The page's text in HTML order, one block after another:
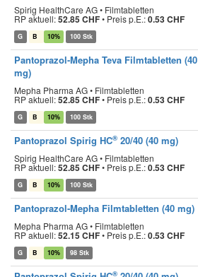
Spirig HealthCare AG • Filmtabletten
RP aktuell:52.85 CHF• Preis p.E.:0.53 CHF
G B 10% 100 Stk
Pantoprazol-Mepha Teva Filmtabletten (40
mg)
Mepha Pharma AG • Filmtabletten
RP aktuell:52.85 CHF• Preis p.E.:0.53 CHF
G B 10% 100 Stk
Pantoprazol Spirig HC® 20/40 (40 mg)
Spirig HealthCare AG • Filmtabletten
RP aktuell:52.85 CHF• Preis p.E.:0.53 CHF
G B 10% 100 Stk
Pantoprazol-Mepha Filmtabletten (40 mg)
Mepha Pharma AG • Filmtabletten
RP aktuell:52.15 CHF• Preis p.E.:0.53 CHF
G B 10% 98 Stk
®